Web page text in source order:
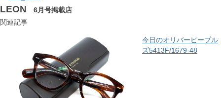
LEON 6月号掲載店
関連記事
今日のオリバーピープル
ズ5413F/1679-48